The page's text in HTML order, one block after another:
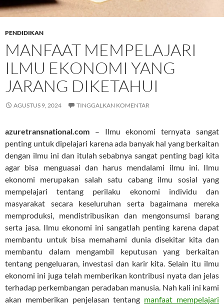
PENDIDIKAN
MANFAAT MEMPELAJARI
ILMU EKONOMI YANG
JARANG DIKETAHUI
AGUSTUS 9, 2024 TINGGALKAN KOMENTAR
azuretransnational.com – Ilmu ekonomi ternyata sangat
penting untuk dipelajari karena ada banyak hal yang berkaitan
dengan ilmu ini dan itulah sebabnya sangat penting bagi kita
agar bisa menguasai dan harus mendalami ilmu ini. Ilmu
ekonomi merupakan salah satu cabang ilmu sosial yang
mempelajari tentang perilaku ekonomi individu dan
masyarakat secara keseluruhan serta bagaimana mereka
memproduksi, mendistribusikan dan mengonsumsi barang
serta jasa. Ilmu ekonomi ini sangatlah penting karena dapat
membantu untuk bisa memahami dunia disekitar kita dan
membantu dalam mengambil keputusan yang berkaitan
tentang pengeluaran, investasi dan karir kita. Selain itu ilmu
ekonomi ini juga telah memberikan kontribusi nyata dan jelas
terhadap perkembangan peradaban manusia. Nah kali ini kami
akan memberikan penjelasan tentang manfaat mempelajari